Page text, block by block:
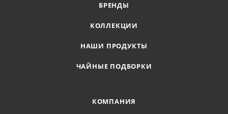
БРЕНДЫ
КОЛЛЕКЦИИ
НАШИ ПРОДУКТЫ
ЧАЙНЫЕ ПОДБОРКИ
КОМПАНИЯ